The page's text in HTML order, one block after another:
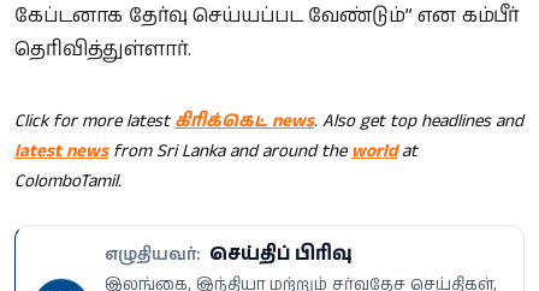
கேப்டனாக தேர்வு செய்யப்பட வேண்டும்” என கம்பீர்
தெரிவித்துள்ளார்.
Click for more latestகிரிக்கெட் news. Also get top headlines and
latest newsfrom Sri Lanka and around theworldat
ColomboTamil.
எழுதியவர்: செய்திப் பிரிவு
இலங்கை, இந்தியா மற்றும் சர்வதேச செய்திகள்,